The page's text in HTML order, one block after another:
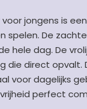
jongens is
spelen. De
hele dag. De
die direct opvalt.
voor dagelijks
perfect